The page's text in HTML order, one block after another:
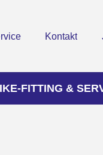
Kontakt
FITTING &